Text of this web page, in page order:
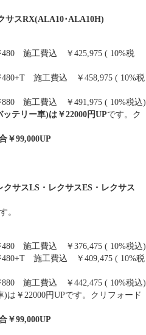
サスRX(ALA10･ALA10H)
480 施工費込 ￥425,975 ( 10%税
480+T 施工費込 ￥458,975 ( 10%税
880 施工費込 ￥491,975 ( 10%税込)
テリー車)は￥22000円UPです。ク
￥99,000UP
サスLS・レクサスES・レクサス
。
480 施工費込 ￥376,475 ( 10%税込)
480+T 施工費込 ￥409,475 ( 10%税
880 施工費込 ￥442,475 ( 10%税込)
は￥22000円UPです。クリフォード
￥99,000UP